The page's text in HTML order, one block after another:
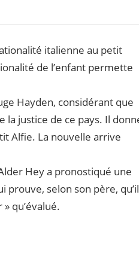
italienne au petit
de l’enfant permette
Hayden, considérant que
la justice de ce pays. Il
Alfie. La nouvelle arrive
Hey a pronostiqué une
selon son père, qu’il
qu’évalué.